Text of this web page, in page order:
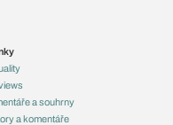
a souhrny
a komentáře